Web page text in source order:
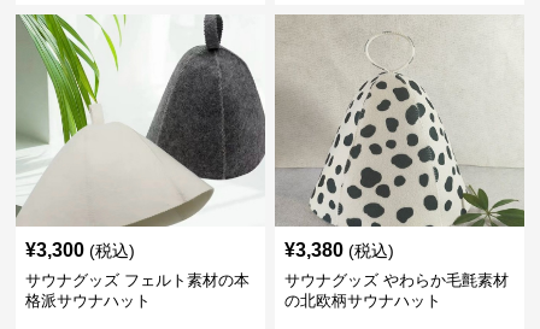
¥3,300 (税込)
サウナグッズ フェルト素材の本
格派サウナハット
¥3,380 (税込)
サウナグッズ やわらか毛氈素材
の北欧柄サウナハット